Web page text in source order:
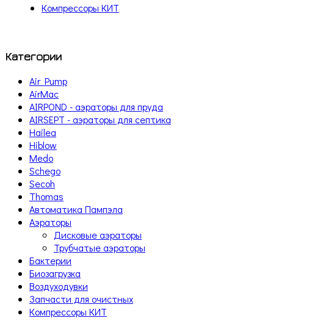
Компрессоры КИТ
Категории
Air Pump
AirMac
AIRPOND - аэраторы для пруда
AIRSEPT - аэраторы для септика
Hailea
Hiblow
Medo
Schego
Secoh
Thomas
Автоматика Пампэла
Аэраторы
Дисковые аэраторы
Трубчатые аэраторы
Бактерии
Биозагрузка
Воздуходувки
Запчасти для очистных
Компрессоры КИТ